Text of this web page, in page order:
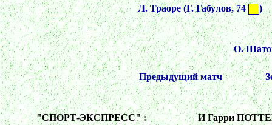
Л. Траоре (Г. Габулов, 74
)
О.
Предыдущий матч
"СПОРТ-ЭКСПРЕСС" : И Гарри